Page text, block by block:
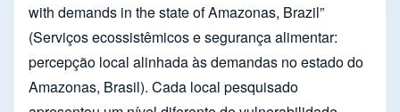
with demands in the state of Amazonas, Brazil”
(Serviços ecossistêmicos e segurança alimentar:
percepção local alinhada às demandas no estado do
Amazonas, Brasil). Cada local pesquisado